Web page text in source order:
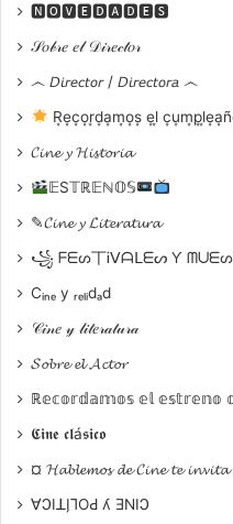
Fusión de Música y
especialmente en la
elementos de
emotiva.
Exploración de la
menudo aborda
infancia, reflejando
historia de España.
Estilo Visual
atmósferas que
emoción de las
🅽🅾🆅🅴🅳🅰🅳🅴🆂
𝒮𝑜𝒷𝓇𝑒 𝑒𝓁 𝒟𝒾𝓇𝑒𝒸𝓉𝑜𝓇
෴ 𝘋𝘪𝘳𝘦𝘤𝘵𝘰𝘳 / 𝘋𝘪𝘳𝘦𝘤𝘵𝘰𝘳𝘢 ෴
R͙e͙c͙o͙r͙d͙a͙m͙o͙s͙ e͙l͙
𝓒𝓲𝓷𝓮 𝔂 𝓗𝓲𝓼𝓽𝓸𝓻𝓲𝓪
𝔼S𝕋ℝ𝔼ℕ𝕆𝕊
✎𝓒𝓲𝓷𝓮 𝔂 𝓛𝓲𝓽𝓮𝓻𝓪𝓽𝓾𝓻𝓪
꧁ ᖴᗴᔕ丅Ꭵᐯᗩᒪᗴᔕ Ƴ
Cᵢₙₑ y ᵣₑₗᵢdₐd
𝒞𝒾𝓃𝑒 𝓎 𝓁𝒾𝓉𝑒𝓇𝒶𝓉𝓊𝓇𝒶
𝓢𝓸𝓫𝓻𝓮 𝓮𝓵 𝓐𝓬𝓽𝓸𝓻
ℝ𝕖𝕔𝕠𝕣𝕕𝕒𝕞𝕠𝕤 𝕖𝕝 𝕖𝕤𝕥𝕣𝕖𝕟𝕠
𝕮𝖎𝖓𝖊 𝖈𝖑á𝖘𝖎𝖈𝖔
¤ 𝓗𝓪𝓫𝓵𝓮𝓶𝓸𝓼 𝓭𝓮 𝓒𝓲𝓷𝓮 𝓽𝓮
∀ϽIꓕI̗⅂OԀ ʎ ƎNIϽ